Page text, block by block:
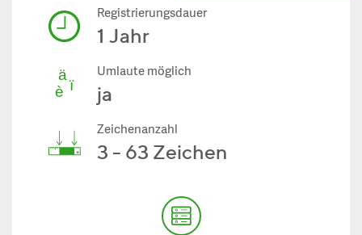
Registrierungsdauer
1 Jahr
Umlaute möglich
ja
Zeichenanzahl
3 - 63 Zeichen